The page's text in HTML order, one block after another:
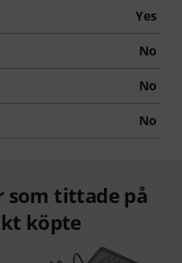
Yes
No
No
No
som tittade på
köpte